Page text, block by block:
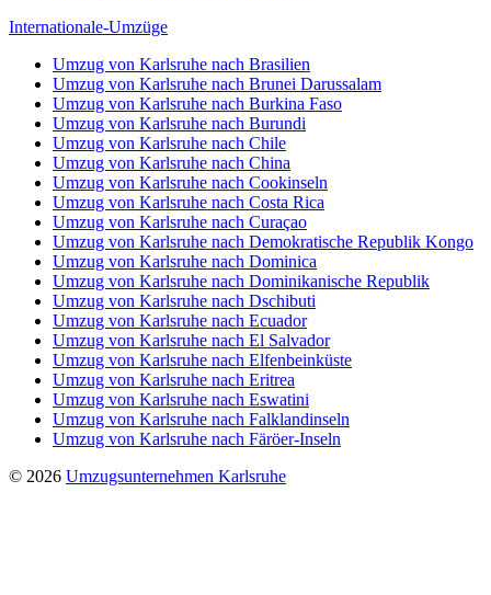
Internationale-Umzüge
Umzug von Karlsruhe nach Brasilien
Umzug von Karlsruhe nach Brunei Darussalam
Umzug von Karlsruhe nach Burkina Faso
Umzug von Karlsruhe nach Burundi
Umzug von Karlsruhe nach Chile
Umzug von Karlsruhe nach China
Umzug von Karlsruhe nach Cookinseln
Umzug von Karlsruhe nach Costa Rica
Umzug von Karlsruhe nach Curaçao
Umzug von Karlsruhe nach Demokratische Republik Kongo
Umzug von Karlsruhe nach Dominica
Umzug von Karlsruhe nach Dominikanische Republik
Umzug von Karlsruhe nach Dschibuti
Umzug von Karlsruhe nach Ecuador
Umzug von Karlsruhe nach El Salvador
Umzug von Karlsruhe nach Elfenbeinküste
Umzug von Karlsruhe nach Eritrea
Umzug von Karlsruhe nach Eswatini
Umzug von Karlsruhe nach Falklandinseln
Umzug von Karlsruhe nach Färöer-Inseln
© 2026 Umzugsunternehmen Karlsruhe